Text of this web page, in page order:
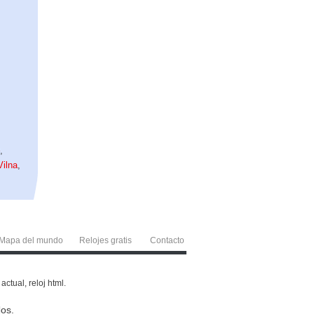
,
,
Mapa del mundo Relojes gratis Contacto
reloj html.